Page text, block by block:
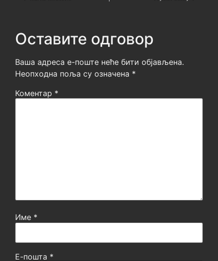
Оставите одговор
Ваша адреса е-поште неће бити објављена.
Неопходна поља су означена *
Коментар *
Име *
Е-пошта *